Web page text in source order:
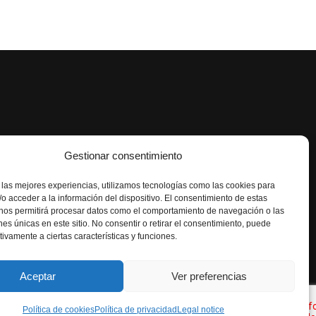
Gestionar consentimiento
mejores experiencias, utilizamos tecnologías como las cookies para
acceder a la información del dispositivo. El consentimiento de estas
permitirá procesar datos como el comportamiento de navegación o las
únicas en este sitio. No consentir o retirar el consentimiento, puede
a ciertas características y funciones.
Aceptar Ver preferencias
Política de cookiesPolítica de privacidad Legal notice
& NUTRITIONS LAB, S.L
notice-Cookies Policy-Sales and